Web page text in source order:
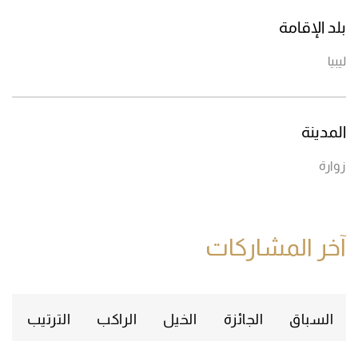
بلد الإقامة
ليبيا
المدينة
زوارة
آخر المشاركات
السباق الجائزة الخيل الراكب الترتيب